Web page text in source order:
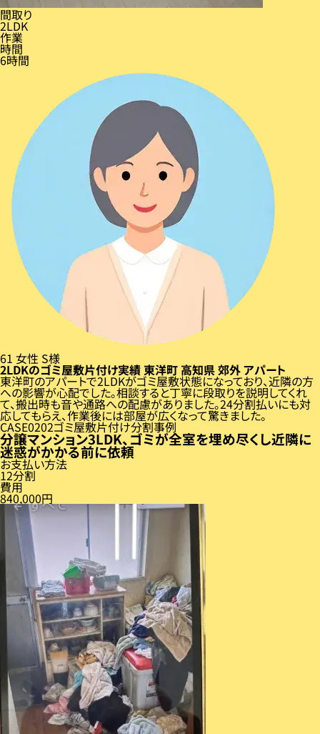
間取り
2LDK
作業
時間
6時間
61 女性 S様
2LDKのゴミ屋敷片付け実績 東洋町 高知県郊外アパート
東洋町のアパートで2LDKがゴミ屋敷状態になっており、近隣の方
への影響が心配でした。相談すると丁寧に段取りを説明してくれ
て、搬出時も音や通路への配慮がありました。24分割払いにも対
応してもらえ、作業後には部屋が広くなって驚きました。
CASE 02ゴミ屋敷片付け分割事例
分譲マンション3LDK、ゴミが全室を埋め尽くし近隣に
迷惑がかかる前に依頼
お支払い方法
12分割
費用
840,000円